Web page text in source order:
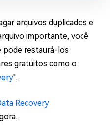
arquivos duplicados e
importante, você
pode restaurá-los
gratuitos como o
".
Recovery